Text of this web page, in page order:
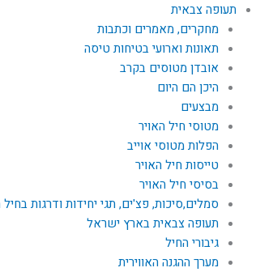
תעופה צבאית
מחקרים, מאמרים וכתבות
תאונות וארועי בטיחות טיסה
אובדן מטוסים בקרב
היכן הם היום
מבצעים
מטוסי חיל האויר
הפלות מטוסי אוייב
טייסות חיל האויר
בסיסי חיל האויר
סמלים,סיכות, פצ'ים, תגי יחידות ודרגות בחיל
תעופה צבאית בארץ ישראל
גיבורי החיל
מערך ההגנה האווירית